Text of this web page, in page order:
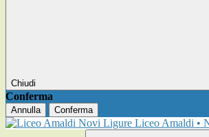
Chiudi
Conferma
Annulla Conferma
Liceo Amaldi •